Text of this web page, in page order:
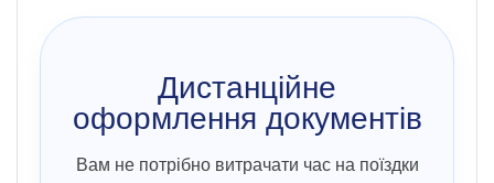
Дистанційне
оформлення документів
Вам не потрібно витрачати час на поїздки